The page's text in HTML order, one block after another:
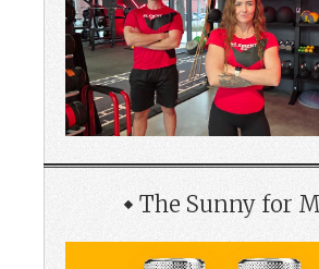
The Sunny for